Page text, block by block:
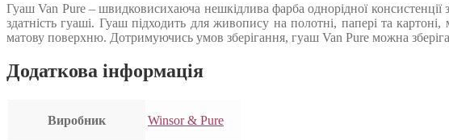
Гуаш Van Pure – швидковисихаюча нешкідлива фарба однорідної консистенції
здатність гуаші. Гуаш підходить для живопису на полотні, папері та
матову поверхню. Дотримуючись умов зберігання, гуаш Van Pure можна
Додаткова інформація
Виробник Winsor & Pure